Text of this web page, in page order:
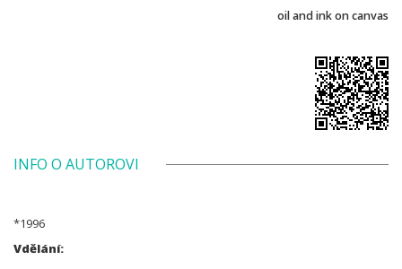
oil and ink on canvas
INFO O AUTOROVI
*1996
Vdělání: